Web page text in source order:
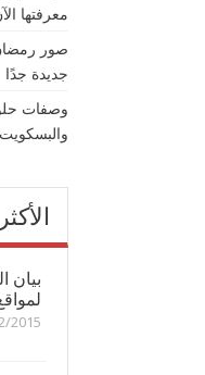
معرفتها
جديدة جدًا
وصفات
بيان
2015